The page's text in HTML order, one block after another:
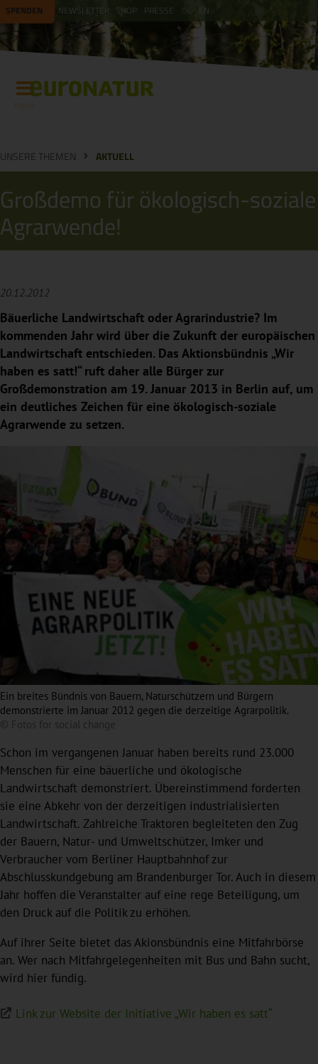
SPENDEN NEWSLETTER SHOP PRESSE EN
UNSERE THEMEN AKTUELL
Großdemo für ökologisch-soziale
Agrarwende!
20.12.2012
Bäuerliche Landwirtschaft oder Agrarindustrie? Im
kommenden Jahr wird über die Zukunft der europäischen
Landwirtschaft entschieden. Das Aktionsbündnis „Wir
haben es satt!“ ruft daher alle Bürger zur
Großdemonstration am 19. Januar 2013 in Berlin auf, um
ein deutliches Zeichen für eine ökologisch-soziale
Agrarwende zu setzen.
Ein breites Bündnis von Bauern, Naturschützern und Bürgern
demonstrierte im Januar 2012 gegen die derzeitige Agrarpolitik.
© Fotos for social change
Schon im vergangenen Januar haben bereits rund 23.000
Menschen für eine bäuerliche und ökologische
Landwirtschaft demonstriert. Übereinstimmend forderten
sie eine Abkehr von der derzeitigen industrialisierten
Landwirtschaft. Zahlreiche Traktoren begleiteten den Zug
der Bauern, Natur- und Umweltschützer, Imker und
Verbraucher vom Berliner Hauptbahnhof zur
Abschlusskundgebung am Brandenburger Tor. Auch in diesem
Jahr hoffen die Veranstalter auf eine rege Beteiligung, um
den Druck auf die Politik zu erhöhen.
Auf ihrer Seite bietet das Akionsbündnis eine Mitfahrbörse
an. Wer nach Mitfahrgelegenheiten mit Bus und Bahn sucht,
wird hier fündig.
Link zur Website der Initiative „Wir haben es satt“